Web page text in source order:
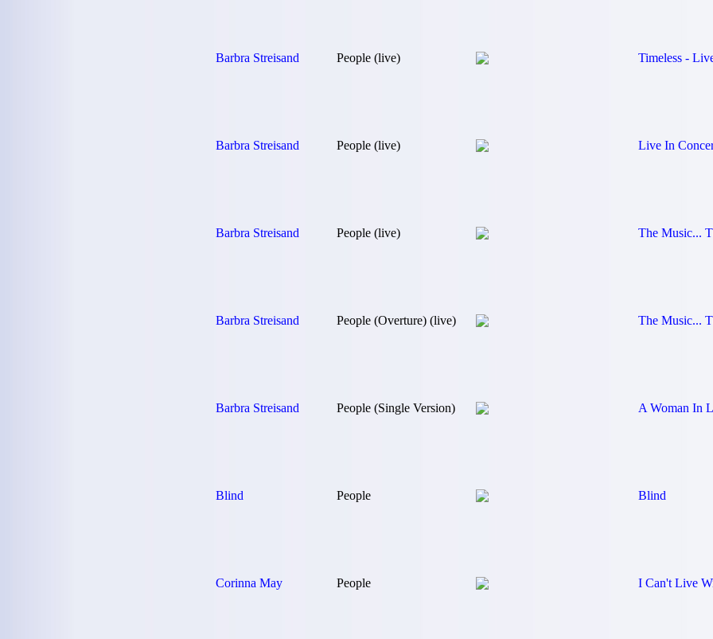
Barbra Streisand People (live) Timeless -
Barbra Streisand People (live) Live In
Barbra Streisand People (live) The Music...
Barbra Streisand People (Overture) (live) The Music...
Barbra Streisand People (Single Version) A Woman In
Blind People Blind
Corinna May People I Can't Live